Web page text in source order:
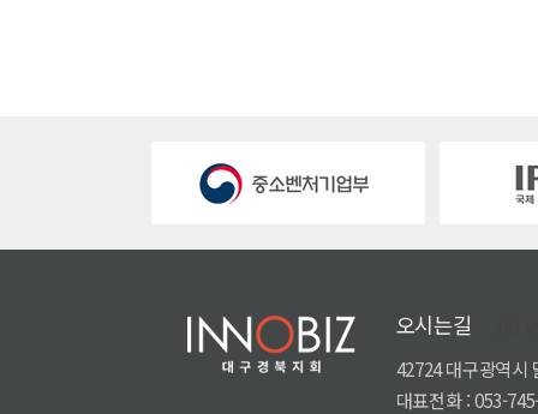
오시는길
42724 대구광역시
대표전화 : 053-